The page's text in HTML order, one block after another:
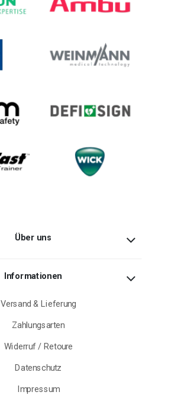
Über uns
Informationen
Versand & Lieferung
Zahlungsarten
Widerruf / Retoure
Datenschutz
Impressum